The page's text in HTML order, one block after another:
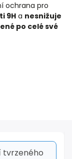
ochrana pro
9Ha nesnižuje
po celé své
tvrzeného